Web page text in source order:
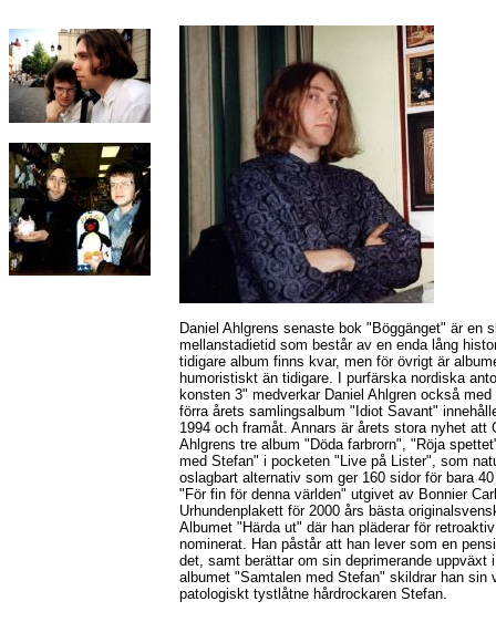
Daniel Ahlgrens senaste bok "Böggänget" är en
mellanstadietid som består av en enda lång
tidigare album finns kvar, men för övrigt är
humoristiskt än tidigare. I purfärska nordiska
konsten 3" medverkar Daniel Ahlgren också
förra årets samlingsalbum "Idiot Savant"
1994 och framåt. Annars är årets stora nyhet att
Ahlgrens tre album "Döda farbrorn", "Röja
med Stefan" i pocketen "Live på Lister", som
oslagbart alternativ som ger 160 sidor för bara
"För fin för denna världen" utgivet av Bonnier
Urhundenplakett för 2000 års bästa
Albumet "Härda ut" där han pläderar för
nominerat. Han påstår att han lever som en
det, samt berättar om sin deprimerande uppväxt
albumet "Samtalen med Stefan" skildrar han sin
patologiskt tystlåtne hårdrockaren Stefan.